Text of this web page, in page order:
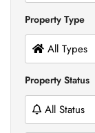
Property Type
All Types
Property Status
All Status